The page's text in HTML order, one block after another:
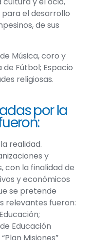
el desarrollo
de sus
Música, coro y
de Fútbol; Espacio
religiosas.
por la
realidad.
y
con la finalidad de
y económicos
se pretende
relevantes fueron:
Educación